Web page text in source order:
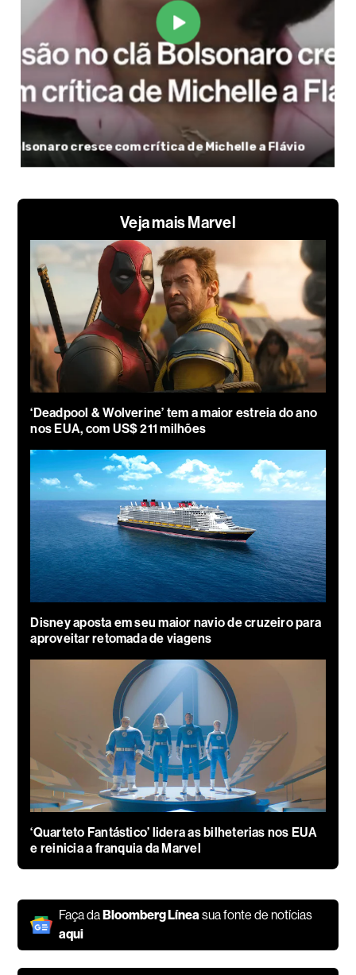
Veja mais Marvel
‘Deadpool & Wolverine’ tem a maior estreia do ano
nos EUA, com US$ 211 milhões
Disney aposta em seu maior navio de cruzeiro para
aproveitar retomada de viagens
‘Quarteto Fantástico’ lidera as bilheterias nos EUA
e reinicia a franquia da Marvel
Faça daBloomberg Líneasua fonte de notícias
aqui